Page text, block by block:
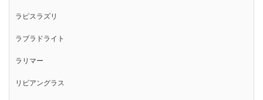
ラピスラズリ
ラブラドライト
ラリマー
リビアングラス